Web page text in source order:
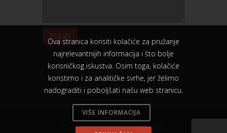
Pošalji
Copyright © 2015 - 2026 Spin
Ova stranica korisiti kolačiće za pružanje
najrelevantnijih informacija i što bolje
korisničkog iskustva. Osim toga, kolačiće
koristimo i za analitičke svrhe, jer želimo
nadograditi i poboljšati našu web stranicu.
VIŠE INFORMACIJA